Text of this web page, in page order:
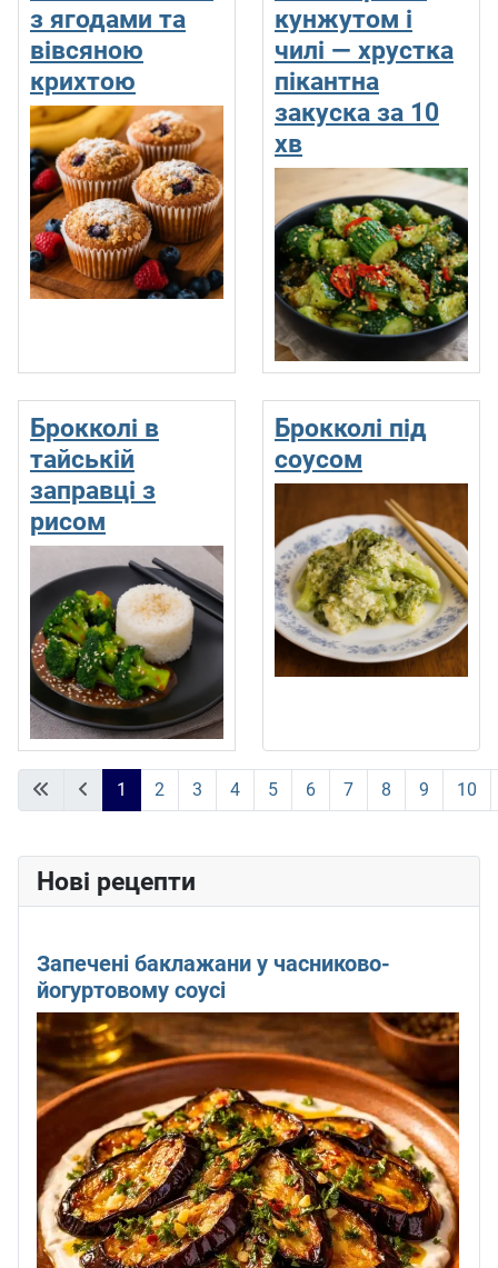
з ягодами та
вівсяною
крихтою
кунжутом і
чилі — хрустка
пікантна
закуска за 10
хв
Брокколі в
тайській
заправці з
рисом
Брокколі під
соусом
Сторінка 1 із 11
1 2 3 4 5 6 7 8 9 10
Нові рецепти
Запечені баклажани у часниково-
йогуртовому соусі